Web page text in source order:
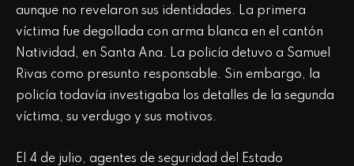
aunque no revelaron sus identidades. La primera
víctima fue degollada con arma blanca en el cantón
Natividad, en Santa Ana. La policía detuvo a Samuel
Rivas como presunto responsable. Sin embargo, la
policía todavía investigaba los detalles de la segunda
víctima, su verdugo y sus motivos.
El 4 de julio, agentes de seguridad del Estado